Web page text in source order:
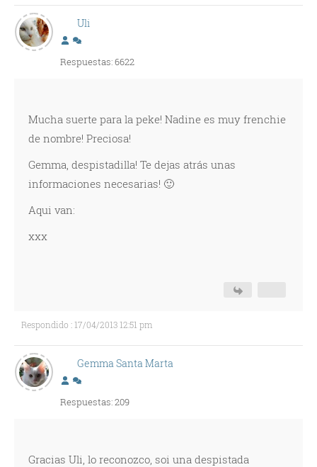
Uli
Respuestas: 6622
Mucha suerte para la peke! Nadine es muy frenchie
de nombre! Preciosa!
Gemma, despistadilla! Te dejas atrás unas
informaciones necesarias! 🙂
Aqui van:
xxx
Respondido : 17/04/2013 12:51 pm
Gemma Santa Marta
Respuestas: 209
Gracias Uli, lo reconozco, soi una despistada